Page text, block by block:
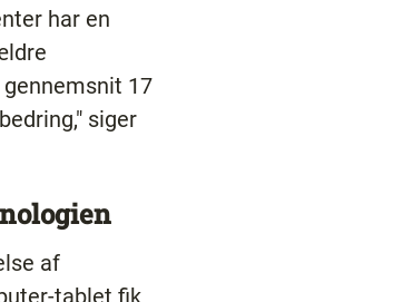
har en
17
siger
af
tablet fik